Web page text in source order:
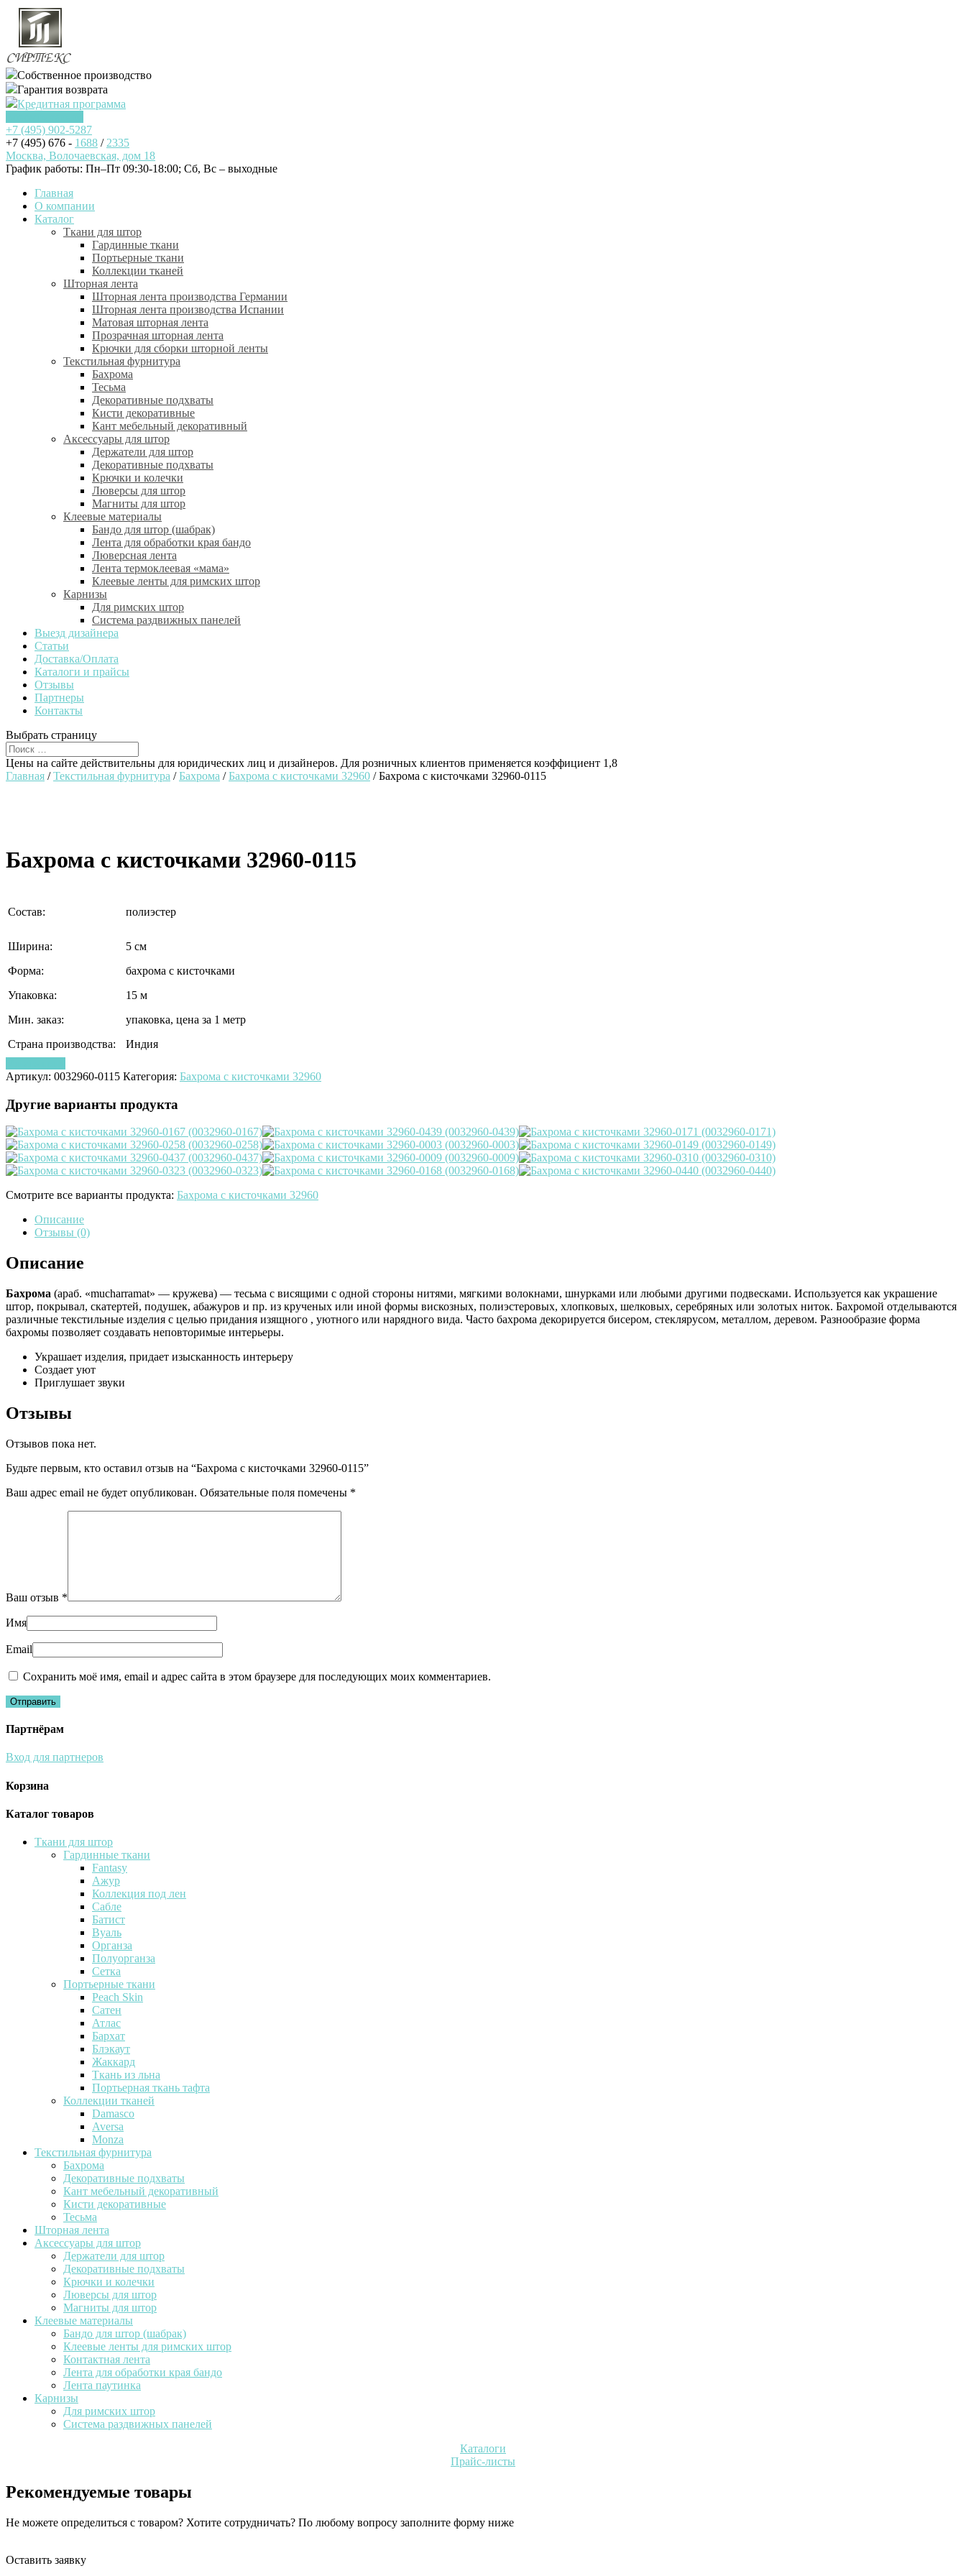
Собственное производство
Гарантия возврата
Кредитная программа
+7 (495) 902-5287
+7 (495) 676 - 1688 / 2335
Москва, Волочаевская, дом 18
График работы: Пн–Пт 09:30-18:00; Cб, Вс – выходные
Главная
О компании
Каталог
Ткани для штор
Гардинные ткани
Портьерные ткани
Коллекции тканей
Шторная лента
Шторная лента производства Германии
Шторная лента производства Испании
Матовая шторная лента
Прозрачная шторная лента
Крючки для сборки шторной ленты
Текстильная фурнитура
Бахрома
Тесьма
Декоративные подхваты
Кисти декоративные
Кант мебельный декоративный
Аксессуары для штор
Держатели для штор
Декоративные подхваты
Крючки и колечки
Люверсы для штор
Магниты для штор
Клеевые материалы
Бандо для штор (шабрак)
Лента для обработки края бандо
Люверсная лента
Лента термоклеевая «мама»
Клеевые ленты для римских штор
Карнизы
Для римских штор
Система раздвижных панелей
Выезд дизайнера
Статьи
Доставка/Оплата
Каталоги и прайсы
Отзывы
Партнеры
Контакты
Выбрать страницу
Цены на сайте действительны для юридических лиц и дизайнеров. Для розничных клиентов применяется коэффициент 1,8
Главная /Текстильная фурнитура /Бахрома /Бахрома с кисточками 32960 / Бахрома с кисточками 32960-0115
Бахрома с кисточками 32960-0115
Состав: полиэстер
Ширина:
5 см
Форма:
бахрома с кисточками
Упаковка:
15 м
Мин. заказ:
упаковка, цена за 1 метр
Страна производства:
Индия
Артикул: 0032960-0115 Категория: Бахрома с кисточками 32960
Другие варианты продукта
Смотрите все варианты продукта: Бахрома с кисточками 32960
Описание
Отзывы (0)
Описание
Бахрома (араб. «mucharramat» — кружева) — тесьма с висящими с одной стороны нитями, мягкими волокнами, шнурками или любыми другими подвесками. Используется как украшение
штор, покрывал, скатертей, подушек, абажуров и пр. из крученых или иной формы вискозных, полиэстеровых, хлопковых, шелковых, серебряных или золотых ниток. Бахромой отделываются
различные текстильные изделия с целью придания изящного , уютного или нарядного вида. Часто бахрома декорируется бисером, стеклярусом, металлом, деревом. Разнообразие форма
бахромы позволяет создавать неповторимые интерьеры.
Украшает изделия, придает изысканность интерьеру
Создает уют
Приглушает звуки
Отзывы
Отзывов пока нет.
Будьте первым, кто оставил отзыв на “Бахрома с кисточками 32960-0115”
Ваш адрес email не будет опубликован. Обязательные поля помечены *
Ваш отзыв *
Имя
Email
Сохранить моё имя, email и адрес сайта в этом браузере для последующих моих комментариев.
Партнёрам
Вход для партнеров
Корзина
Каталог товаров
Ткани для штор
Гардинные ткани
Fantasy
Ажур
Коллекция под лен
Сабле
Батист
Вуаль
Органза
Полуорганза
Сетка
Портьерные ткани
Peach Skin
Сатен
Атлас
Бархат
Блэкаут
Жаккард
Ткань из льна
Портьерная ткань тафта
Коллекции тканей
Damasco
Aversa
Monza
Текстильная фурнитура
Бахрома
Декоративные подхваты
Кант мебельный декоративный
Кисти декоративные
Тесьма
Шторная лента
Аксессуары для штор
Держатели для штор
Декоративные подхваты
Крючки и колечки
Люверсы для штор
Магниты для штор
Клеевые материалы
Бандо для штор (шабрак)
Клеевые ленты для римских штор
Контактная лента
Лента для обработки края бандо
Лента паутинка
Карнизы
Для римских штор
Система раздвижных панелей
Каталоги
Прайс-листы
Рекомендуемые товары
Не можете определиться с товаром? Хотите сотрудничать? По любому вопросу заполните форму ниже
Оставить заявку